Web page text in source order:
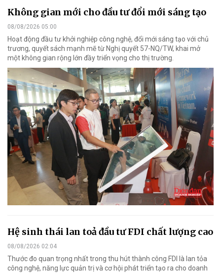
Không gian mới cho đầu tư đổi mới sáng tạo
08/08/2026 05:00
Hoạt động đầu tư khởi nghiệp công nghệ, đổi mới sáng tạo với chủ
trương, quyết sách mạnh mẽ từ Nghị quyết 57-NQ/TW, khai mở
một không gian rộng lớn đầy triển vọng cho thị trường.
Hệ sinh thái lan toả đầu tư FDI chất lượng cao
08/08/2026 02:04
Thước đo quan trọng nhất trong thu hút thành công FDI là lan tỏa
công nghệ, năng lực quản trị và cơ hội phát triển tạo ra cho doanh